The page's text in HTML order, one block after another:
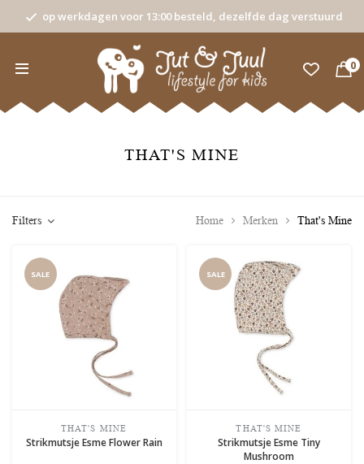
op werkdagen voor 13:00 besteld, dezelfde dag verstuurd
0
THAT'S MINE
Filters Home Merken That's Mine
SALE
THAT'S MINE
Strikmutsje Esme Flower Rain
SALE
THAT'S MINE
Strikmutsje Esme Tiny
Mushroom